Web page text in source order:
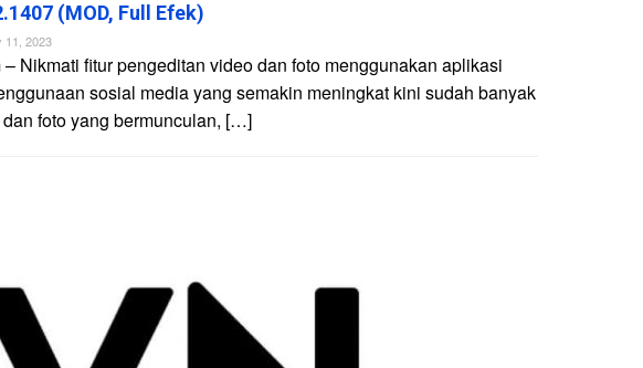
(MOD, Full Efek)
11, 2023
Nikmati fitur pengeditan video dan foto menggunakan aplikasi
sosial media yang semakin meningkat kini sudah banyak
foto yang bermunculan, […]